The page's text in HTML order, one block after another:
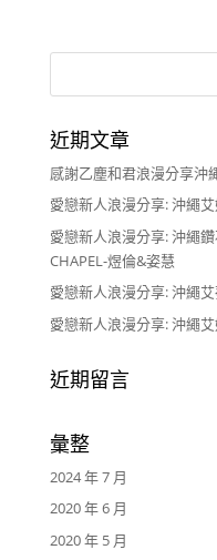
近期文章
感謝乙塵和君浪漫分享沖
愛戀新人浪漫分享: 沖繩
愛戀新人浪漫分享: 沖繩
CHAPEL-煜倫&姿慧
愛戀新人浪漫分享: 沖繩
愛戀新人浪漫分享: 沖繩
近期留言
彙整
2024 年 7 月
2020 年 6 月
2020 年 5 月